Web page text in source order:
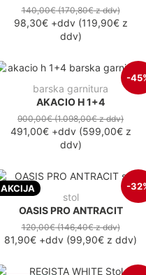
140,00€(170,80€z ddv)
98,30€+ddv(119,90€z
ddv)
-
barska garnitura
AKACIO H 1+4
900,00€(1.098,00€z ddv)
491,00€+ddv(599,00€z
ddv)
AKCIJA -
stol
OASIS PRO ANTRACIT
120,00€(146,40€z ddv)
81,90€ +ddv (99,90€ z ddv)